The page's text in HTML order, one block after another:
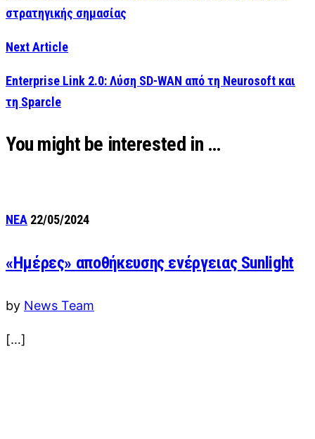
στρατηγικής σημασίας
Next Article
Enterprise Link 2.0: Λύση SD-WAN από τη Neurosoft και
τη Sparcle
You might be interested in …
ΝΕΑ 22/05/2024
«Ημέρες» αποθήκευσης ενέργειας Sunlight
by News Team
[…]